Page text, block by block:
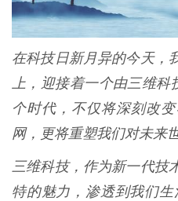
在科技日新月异的今天，
上，迎接着一个由三维科
个时代，不仅将深刻改
网，更将重塑我们对未来
三维科技，作为新一代技
特的魅力，渗透到我们